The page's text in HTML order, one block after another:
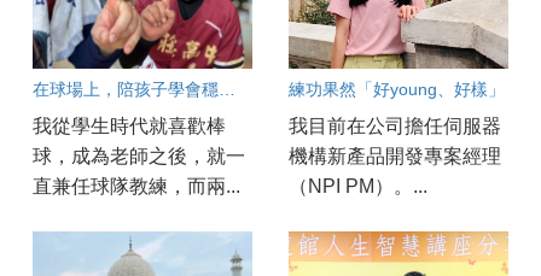
我從學生時代就喜歡棒
球，成為老師之後，就一
直兼任球隊教練，而兩...
練功果然「好young、好樣」
我目前在公司擔任伺服器
機構新產品開發專案經理
（NPI PM）。...